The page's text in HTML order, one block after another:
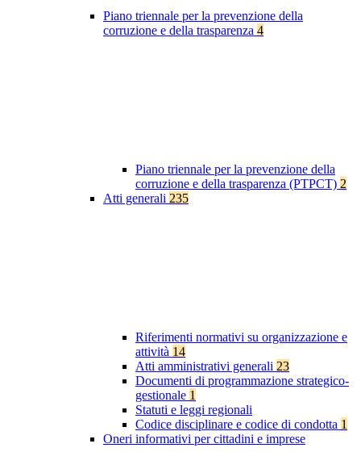
Piano triennale per la prevenzione della
corruzione e della trasparenza 4
Piano triennale per la prevenzione della
corruzione e della trasparenza (PTPCT) 2
Atti generali 235
Riferimenti normativi su organizzazione e
attività 14
Atti amministrativi generali 23
Documenti di programmazione strategico-
gestionale 1
Statuti e leggi regionali
Codice disciplinare e codice di condotta 1
Oneri informativi per cittadini e imprese